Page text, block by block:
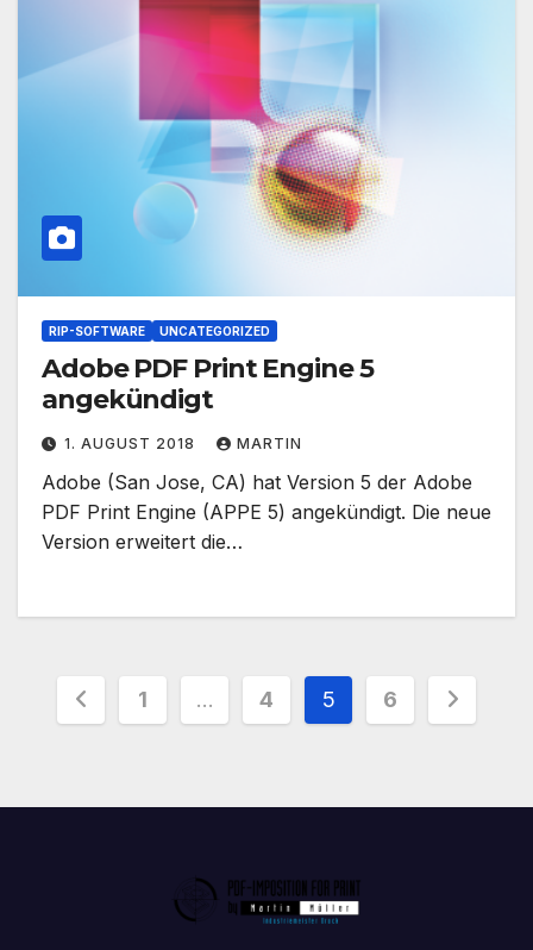
RIP-SOFTWARE UNCATEGORIZED
Adobe PDF Print Engine 5
angekündigt
1. AUGUST 2018 MARTIN
Adobe (San Jose, CA) hat Version 5 der Adobe
PDF Print Engine (APPE 5) angekündigt. Die neue
Version erweitert die…
Seitennummerierung
Beiträge
1 … 4 5 6